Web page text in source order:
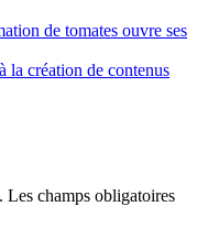
de tomates ouvre ses
la création de contenus
Les champs obligatoires